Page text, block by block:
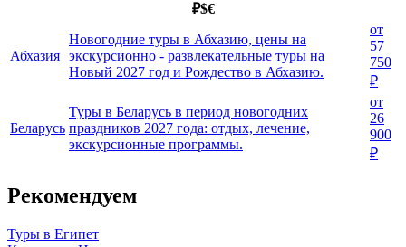
₽$€
Абхазия
Новогодние туры в Абхазию, цены на
экскурсионно - развлекательные туры на
Новый 2027 год и Рождество в Абхазию.
от
57
750
₽
Беларусь
Туры в Беларусь в период новогодних
праздников 2027 года: отдых, лечение,
экскурсионные программы.
от
26
900
₽
Рекомендуем
Туры в Египет